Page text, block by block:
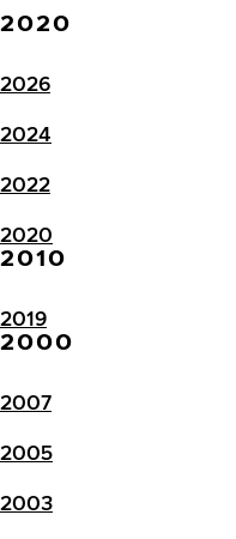
2020
2026
2024
2022
2020
2010
2019
2000
2007
2005
2003